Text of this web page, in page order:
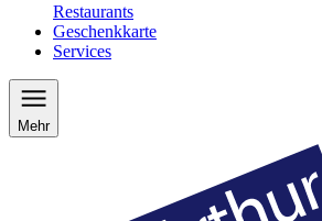
Restaurants
Geschenkkarte
Services
Mehr